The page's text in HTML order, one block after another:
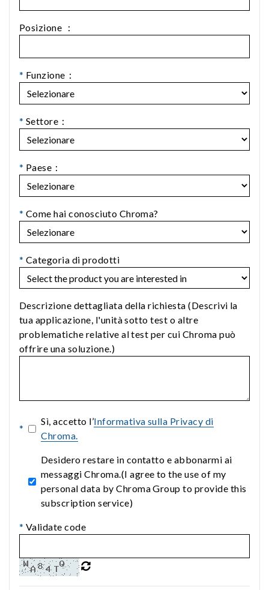
Posizione ：
* Funzione：
* Settore：
* Paese：
* Come hai conosciuto Chroma?
* Categoria di prodotti
Descrizione dettagliata della richiesta (Descrivi la
tua applicazione, l'unità sotto test o altre
problematiche relative al test per cui Chroma può
offrire una soluzione.)
*
Sì, accetto l’Informativa sulla Privacy di
Chroma.
Desidero restare in contatto e abbonarmi ai
messaggi Chroma.(I agree to the use of my
personal data by Chroma Group to provide this
subscription service)
* Validate code